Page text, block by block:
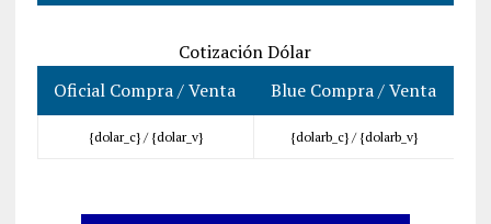
Cotización Dólar
Oficial Compra / Venta
Blue Compra / Venta
{dolar_c} / {dolar_v} {dolarb_c} / {dolarb_v}